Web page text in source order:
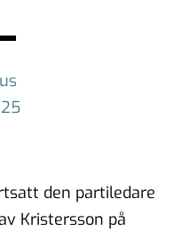
den partiledare
Kristersson på